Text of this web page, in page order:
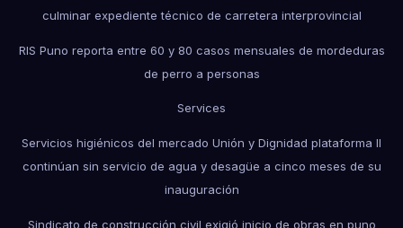
culminar expediente técnico de carretera interprovincial
RIS Puno reporta entre 60 y 80 casos mensuales de mordeduras
de perro a personas
Services
Servicios higiénicos del mercado Unión y Dignidad plataforma II
continúan sin servicio de agua y desagüe a cinco meses de su
inauguración
Sindicato de construcción civil exigió inicio de obras en puno